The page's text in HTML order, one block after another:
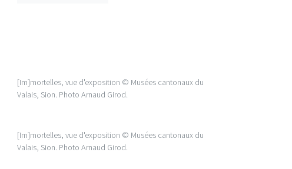
[Im]mortelles, vue d'exposition © Musées cantonaux du
Valais, Sion. Photo Arnaud Girod.
[Im]mortelles, vue d'exposition © Musées cantonaux du
Valais, Sion. Photo Arnaud Girod.